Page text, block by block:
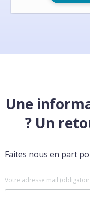
Une
? Un
Faites nous en part
Votre adresse mail